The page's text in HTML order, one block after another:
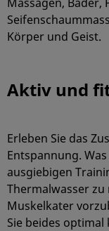
Körper und Geist.
Aktiv und
Erleben Sie das
Entspannung.
ausgiebigen
Thermalwasser
Muskelkater
Sie beides